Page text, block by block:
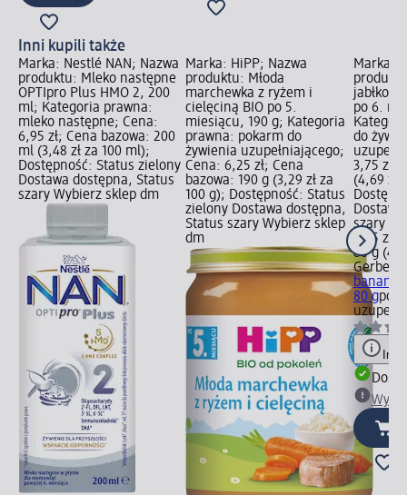
Inni kupili także
Marka: Nestlé NAN; Nazwa
produktu: Mleko następne
OPTIpro Plus HMO 2, 200
ml; Kategoria prawna:
mleko następne; Cena:
6,95 zł; Cena bazowa: 200
ml (3,48 zł za 100 ml);
Dostępność: Status zielony
Dostawa dostępna, Status
szary Wybierz sklep dm
Marka: HiPP; Nazwa
produktu: Młoda
marchewka z ryżem i
cielęciną BIO po 5.
miesiącu, 190 g; Kategoria
prawna: pokarm do
żywienia uzupełniającego;
Cena: 6,25 zł; Cena
bazowa: 190 g (3,29 zł za
100 g); Dostępność: Status
zielony Dostawa dostępna,
Status szary Wybierz sklep
dm
Marka:
jabłko,
po 6.
do
3,75 zł;
(4,69 zł
szary
3,75 zł
80 g
Gerber
banan,
80 g